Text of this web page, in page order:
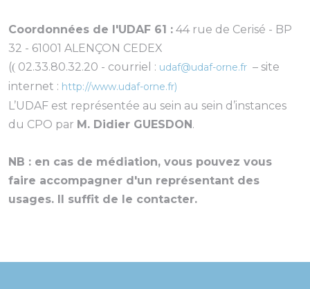
Coordonnées de l'UDAF 61 : 44 rue de Cerisé - BP
32 - 61001 ALENÇON CEDEX
(( 02.33.80.32.20 - courriel : udaf@udaf-orne.fr – site
internet : http://www.udaf-orne.fr)
L’UDAF est représentée au sein au sein d’instances
du CPO par M. Didier GUESDON .
NB : en cas de médiation, vous pouvez vous
faire accompagner d'un représentant des
usages. Il suffit de le contacter.